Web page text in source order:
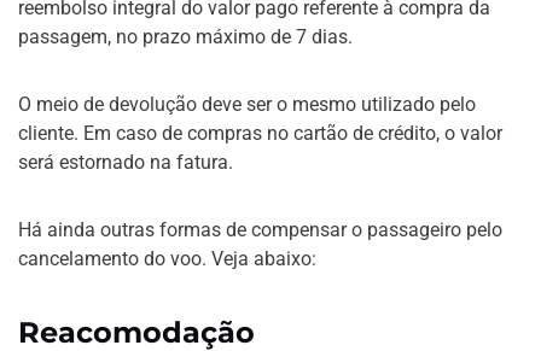
reembolso integral do valor pago referente à compra da
passagem, no prazo máximo de 7 dias.
O meio de devolução deve ser o mesmo utilizado pelo
cliente. Em caso de compras no cartão de crédito, o valor
será estornado na fatura.
Há ainda outras formas de compensar o passageiro pelo
cancelamento do voo. Veja abaixo:
Reacomodação